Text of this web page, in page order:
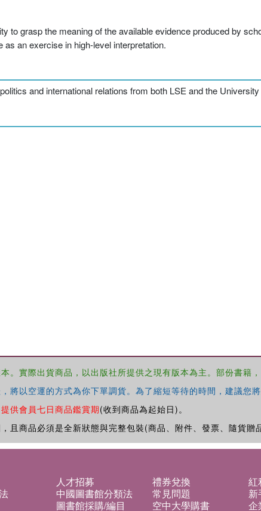
to grasp the meaning of the available evidence produced by
an exercise in high-level interpretation.
and international relations from both LSE and the
。實際出貨商品，以出版社所提供之現有版本為主。部份書籍
將以空運的方式為你下單調貨。為了縮短等待的時間，建議您
提供會員七日商品鑑賞期(收到商品為起始日)。
且商品必須是全新狀態與完整包裝(商品、附件、發票、隨貨贈
人才招募 禮券兌換
紅
中國圖書館分類法 常見問題
新
圖書館採購/編目 空中大學購書
企